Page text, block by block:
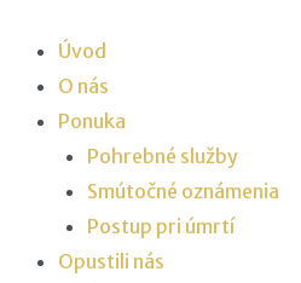
Úvod
O nás
Ponuka
Pohrebné služby
Smútočné oznámenia
Postup pri úmrtí
Opustili nás